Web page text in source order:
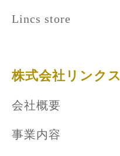
Lincs store
株式会社リンクス
会社概要
事業内容